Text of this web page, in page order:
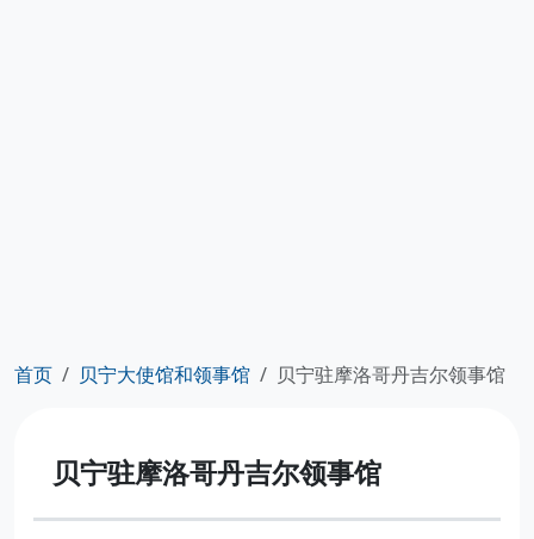
首页 贝宁大使馆和领事馆 贝宁驻摩洛哥丹吉尔领事馆
贝宁驻摩洛哥丹吉尔领事馆